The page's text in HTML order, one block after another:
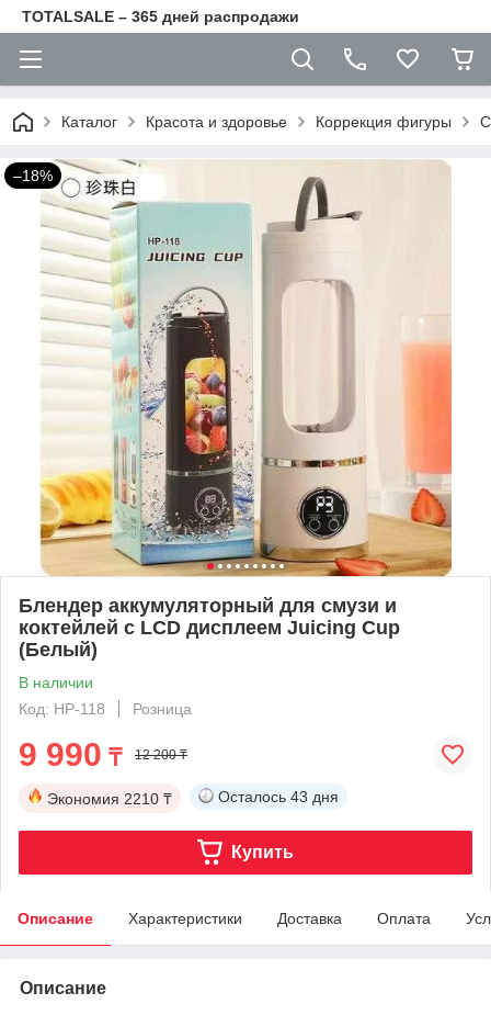
TOTALSALE – 365 дней распродажи
Каталог Красота и здоровье Коррекция фигуры
–18%
Блендер аккумуляторный для смузи и
коктейлей с LCD дисплеем Juicing Cup
(Белый)
В наличии
Код: HP-118
Розница
9 990 ₸ 12 200 ₸
Экономия 2210 ₸ Осталось 43 дня
Купить
Описание Характеристики Доставка Оплата
Описание